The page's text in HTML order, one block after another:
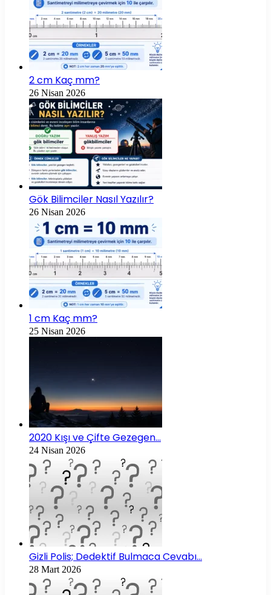
2 cm Kaç mm?
26 Nisan 2026
Gök Bilimciler Nasıl Yazılır?
26 Nisan 2026
1 cm Kaç mm?
25 Nisan 2026
2020 Kışı ve Çifte Gezegen…
24 Nisan 2026
Gizli Polis; Dedektif Bulmaca Cevabı…
28 Mart 2026